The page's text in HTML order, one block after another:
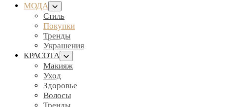
МОДА
Стиль
Покупки
Тренды
Украшения
КРАСОТА
Макияж
Уход
Здоровье
Волосы
Тренды